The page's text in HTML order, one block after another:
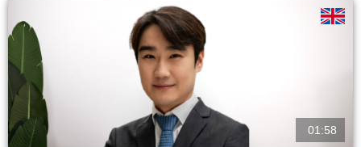
01:58